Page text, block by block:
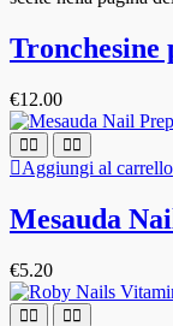
Tronchesine
€12.00
Aggiungi al carrello
Mesauda
€5.20